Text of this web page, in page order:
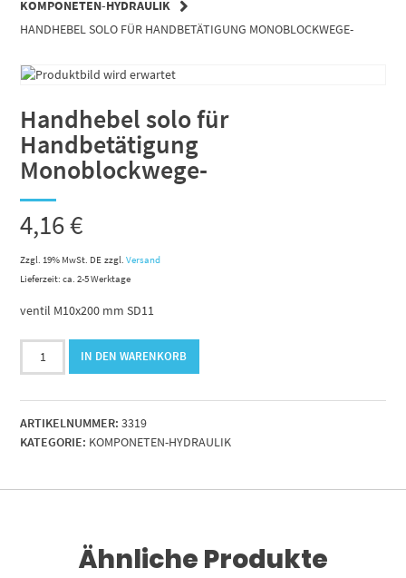
KOMPONETEN-HYDRAULIK
HANDHEBEL SOLO FÜR HANDBETÄTIGUNG MONOBLOCKWEGE-
Handhebel solo für
Handbetätigung
Monoblockwege-
4,16€
Zzgl. 19% MwSt. DE zzgl.Versand
Lieferzeit: ca. 2-5 Werktage
ventil M10x200 mm SD11
Handhebel
solo
Handbetätigung
Monoblockwege-
Menge
IN DEN WARENKORB
ARTIKELNUMMER: 3319
KATEGORIE: KOMPONETEN-HYDRAULIK
Ähnliche Produkte